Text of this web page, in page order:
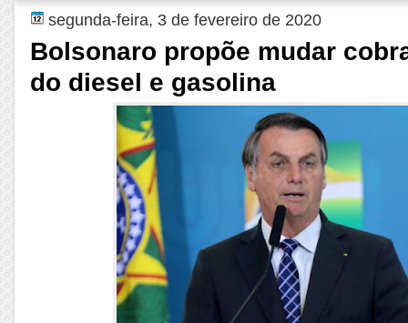
segunda-feira, 3 de fevereiro de 2020
Bolsonaro propõe mudar
do diesel e gasolina